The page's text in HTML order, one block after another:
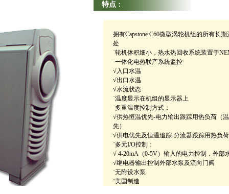
特点：
拥有Capstone C60微型涡轮机组的所有长
处
˙轮机体积细小，热水热回收系统装置于
˙一体化电热联产系统监控
√入口水温
√出口水温
√水流状态
˙温度显示在机组的显示器上
˙多重温度控制方式：
√供热恒温优先-电力输出跟踪用热负荷（
先）
√供电优先及恒温追踪-分流器跟踪用热负荷
˙多元I/O控制：
√ 4-20mA（0-5V）输入的电力控制，外部
√继电器输出控制外部水泵及流向门阀
˙无附设水泵
˙美国制造